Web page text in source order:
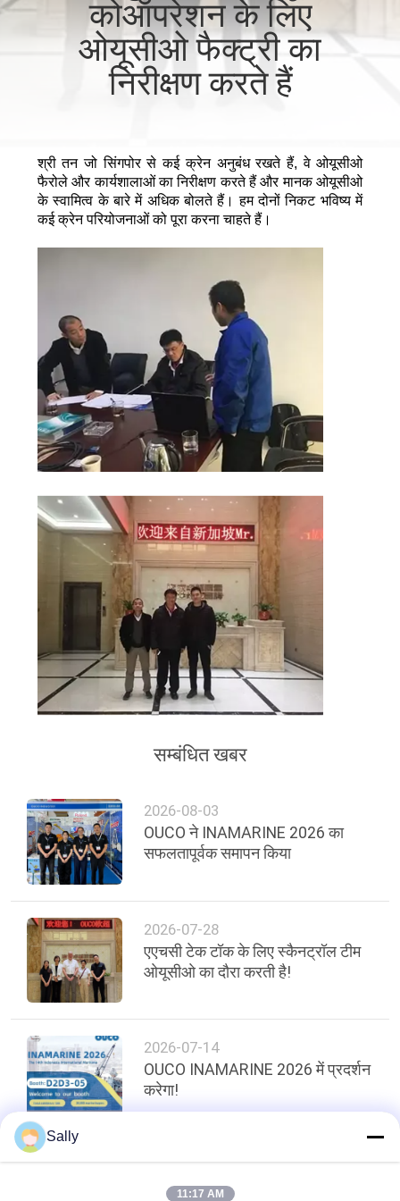
में
गुणवत्ता
नियंत्रण
मामले
CONTACT
साइटमैप
गोपनीयता
कोऑपरेशन के लिए
ओयूसीओ फैक्ट्री का
निरीक्षण करते हैं
श्री तन जो सिंगपोर से कई क्रेन अनुबंध रखते हैं, वे ओयूसीओ
फैरोले और कार्यशालाओं का निरीक्षण करते हैं और मानक ओयूसीओ
के स्वामित्व के बारे में अधिक बोलते हैं। हम दोनों निकट भविष्य में
कई क्रेन परियोजनाओं को पूरा करना चाहते हैं।
सम्बंधित खबर
2026-08-03
OUCO ने INAMARINE 2026 का
सफलतापूर्वक समापन किया
2026-07-28
एएचसी टेक टॉक के लिए स्कैनट्रॉल टीम
ओयूसीओ का दौरा करती है!
2026-07-14
OUCO INAMARINE 2026 में प्रदर्शन
करेगा!
शीर्ष
Sally
11:17 AM